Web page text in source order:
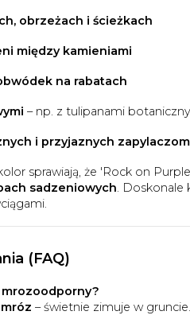
obrzeżach i ścieżkach
między kamieniami
na rabatach
– np. z tulipanami
i przyjaznych zapylaczom
sprawiają, że 'Rock on
sadzeniowych. Doskonale
(FAQ)
mrozoodporny?
– świetnie zimuje w gruncie.